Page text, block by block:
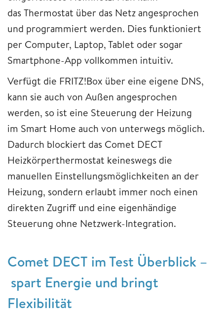
das Thermostat über das Netz angesprochen
und programmiert werden. Dies funktioniert
per Computer, Laptop, Tablet oder sogar
Smartphone-App vollkommen intuitiv.
Verfügt die FRITZ!Box über eine eigene DNS,
kann sie auch von Außen angesprochen
werden, so ist eine Steuerung der Heizung
im Smart Home auch von unterwegs möglich.
Dadurch blockiert das Comet DECT
Heizkörperthermostat keineswegs die
manuellen Einstellungsmöglichkeiten an der
Heizung, sondern erlaubt immer noch einen
direkten Zugriff und eine eigenhändige
Steuerung ohne Netzwerk-Integration.
Comet DECT im Test Überblick –
spart Energie und bringt
Flexibilität